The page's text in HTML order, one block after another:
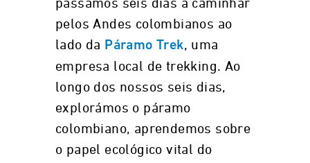
passámos seis dias a caminhar
pelos Andes colombianos ao
lado da Páramo Trek, uma
empresa local de trekking. Ao
longo dos nossos seis dias,
explorámos o páramo
colombiano, aprendemos sobre
o papel ecológico vital do